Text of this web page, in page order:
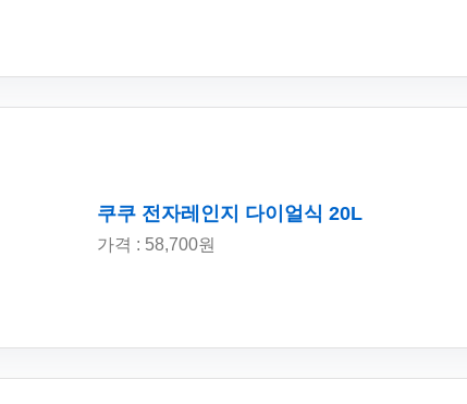
쿠쿠 전자레인지 다이얼식 20L
가격 : 58,700원